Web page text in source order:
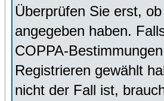
Überprüfen Sie erst,
angegeben haben.
COPPA-
Registrieren gewählt
nicht der Fall ist,